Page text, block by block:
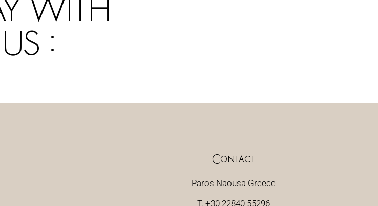
WITH
US :
Contact
Paros Naousa Greece
T. +30 22840 55296